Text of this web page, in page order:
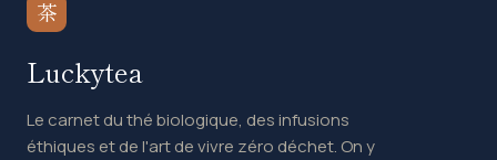
茶
Luckytea
Le carnet du thé biologique, des infusions
éthiques et de l'art de vivre zéro déchet. On y